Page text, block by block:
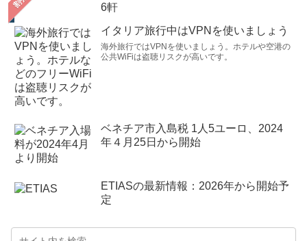
6軒
イタリア旅行中はVPNを使いましょう
海外旅行ではVPNを使いましょう。ホテルや空港の
公共WiFiは盗聴リスクが高いです。
ベネチア市入島税 1人5ユーロ、2024
年４月25日から開始
ETIASの最新情報：2026年から開始予
定